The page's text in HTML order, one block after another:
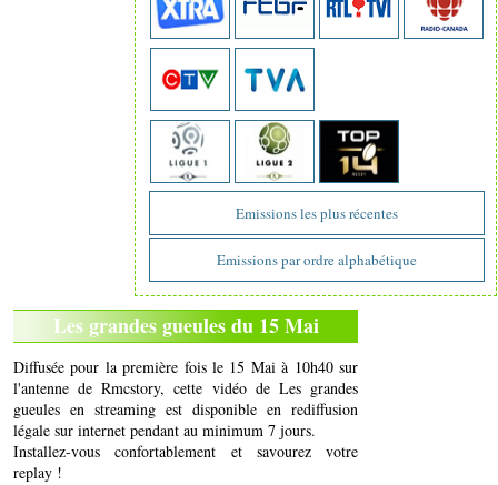
Emissions les plus récentes
Emissions par ordre alphabétique
Les grandes gueules du 15 Mai
Diffusée pour la première fois le 15 Mai à 10h40 sur
l'antenne de Rmcstory, cette vidéo de Les grandes
gueules en streaming est disponible en rediffusion
légale sur internet pendant au minimum 7 jours.
Installez-vous confortablement et savourez votre
replay !